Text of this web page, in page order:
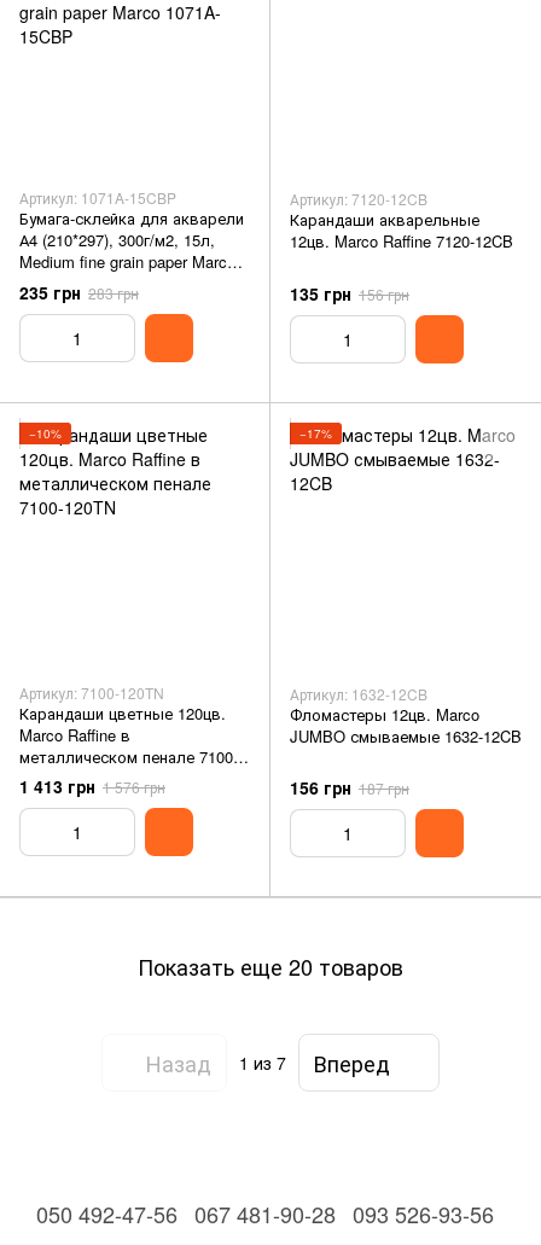
Артикул: 1071A-15CBP
Бумага-склейка для акварели
А4 (210*297), 300г/м2, 15л,
Medium fine grain paper Marco
1071A-15CBP
235 грн 283 грн
Артикул: 7120-12CB
Карандаши акварельные
12цв. Marco Raffine 7120-12CB
135 грн 156 грн
−10%
Артикул: 7100-120TN
Карандаши цветные 120цв.
Marco Raffine в
металлическом пенале 7100-
120TN
1 413 грн 1 576 грн
−17%
Артикул: 1632-12CB
Фломастеры 12цв. Marco
JUMBO смываемые 1632-12CB
156 грн 187 грн
Показать еще 20 товаров
Назад 1 из 7 Вперед
050 492-47-56 067 481-90-28 093 526-93-56